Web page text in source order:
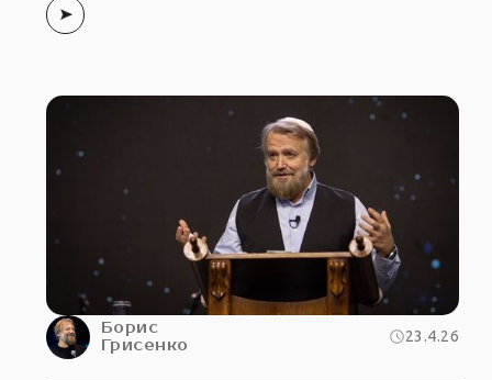
Борис
Грисенко
23.4.26